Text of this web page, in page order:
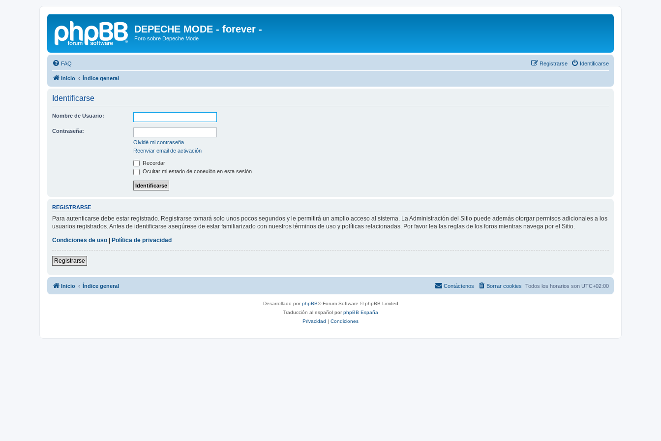
DEPECHE MODE - forever -
Foro sobre Depeche Mode
FAQ Identificarse
Registrarse
Inicio Índice general
Identificarse
Nombre de Usuario:
Contraseña:
Olvidé mi contraseña
Reenviar email de activación
Recordar
Ocultar mi estado de conexión en esta sesión
REGISTRARSE
Para autenticarse debe estar registrado. Registrarse tomará solo unos pocos segundos y le permitirá un amplio acceso al sistema. La Administración del Sitio puede además otorgar permisos adicionales a los
usuarios registrados. Antes de identificarse asegúrese de estar familiarizado con nuestros términos de uso y políticas relacionadas. Por favor lea las reglas de los foros mientras navega por el Sitio.
Condiciones de uso
Política de privacidad
Registrarse
Inicio Índice general Todos los horarios son UTC+02:00
Borrar cookies
Contáctenos
Desarrollado porphpBB® Forum Software © phpBB Limited
Traducción al español porphpBB España
Privacidad | Condiciones